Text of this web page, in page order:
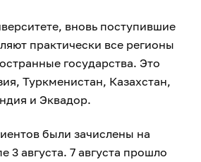
вновь поступившие
практически все регионы
государства. Это
Туркменистан, Казахстан,
и Эквадор.
были зачислены на
3 августа. 7 августа прошло